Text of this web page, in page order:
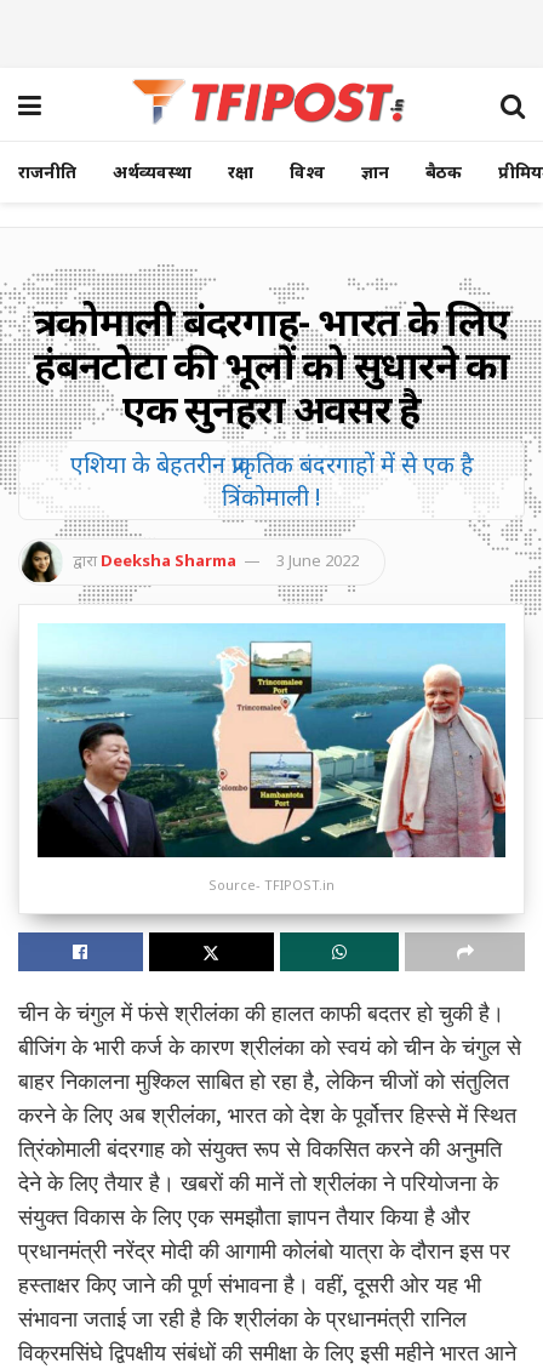
राजनीति अर्थव्यवस्था रक्षा विश्व ज्ञान बैठक
त्रिंकोमाली बंदरगाह- भारत के लिए
हंबनटोटा की भूलों को सुधारने का
एक सुनहरा अवसर है
एशिया के बेहतरीन प्राकृतिक बंदरगाहों में से एक है
त्रिंकोमाली !
द्वारा Deeksha Sharma 3 June 2022
Source- TFIPOST.in
चीन के चंगुल में फंसे श्रीलंका की हालत काफी बदतर हो चुकी है।
बीजिंग के भारी कर्ज के कारण श्रीलंका को स्वयं को चीन के चंगुल से
बाहर निकालना मुश्किल साबित हो रहा है, लेकिन चीजों को संतुलित
करने के लिए अब श्रीलंका, भारत को देश के पूर्वोत्तर हिस्से में स्थित
त्रिंकोमाली बंदरगाह को संयुक्त रूप से विकसित करने की अनुमति
देने के लिए तैयार है। खबरों की मानें तो श्रीलंका ने परियोजना के
संयुक्त विकास के लिए एक समझौता ज्ञापन तैयार किया है और
प्रधानमंत्री नरेंद्र मोदी की आगामी कोलंबो यात्रा के दौरान इस पर
हस्ताक्षर किए जाने की पूर्ण संभावना है। वहीं, दूसरी ओर यह भी
संभावना जताई जा रही है कि श्रीलंका के प्रधानमंत्री रानिल
विक्रमसिंघे द्विपक्षीय संबंधों की समीक्षा के लिए इसी महीने भारत आने